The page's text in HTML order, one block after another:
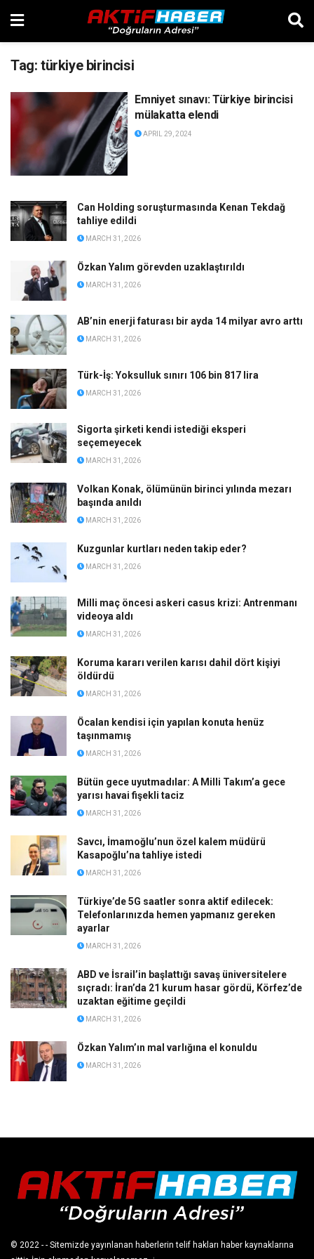
Tag: türkiye birincisi
Emniyet sınavı: Türkiye birincisi
mülakatta elendi
APRIL 29, 2024
Can Holding soruşturmasında Kenan Tekdağ
tahliye edildi
MARCH 31, 2026
Özkan Yalım görevden uzaklaştırıldı
MARCH 31, 2026
AB’nin enerji faturası bir ayda 14 milyar avro arttı
MARCH 31, 2026
Türk-İş: Yoksulluk sınırı 106 bin 817 lira
MARCH 31, 2026
Sigorta şirketi kendi istediği eksperi
seçemeyecek
MARCH 31, 2026
Volkan Konak, ölümünün birinci yılında mezarı
başında anıldı
MARCH 31, 2026
Kuzgunlar kurtları neden takip eder?
MARCH 31, 2026
Milli maç öncesi askeri casus krizi: Antrenmanı
videoya aldı
MARCH 31, 2026
Koruma kararı verilen karısı dahil dört kişiyi
öldürdü
MARCH 31, 2026
Öcalan kendisi için yapılan konuta henüz
taşınmamış
MARCH 31, 2026
Bütün gece uyutmadılar: A Milli Takım’a gece
yarısı havai fişekli taciz
MARCH 31, 2026
Savcı, İmamoğlu’nun özel kalem müdürü
Kasapoğlu’na tahliye istedi
MARCH 31, 2026
Türkiye’de 5G saatler sonra aktif edilecek:
Telefonlarınızda hemen yapmanız gereken
ayarlar
MARCH 31, 2026
ABD ve İsrail’in başlattığı savaş üniversitelere
sıçradı: İran’da 21 kurum hasar gördü, Körfez’de
uzaktan eğitime geçildi
MARCH 31, 2026
Özkan Yalım’ın mal varlığına el konuldu
MARCH 31, 2026
© 2022 - - Sitemizde yayınlanan haberlerin telif hakları haber kaynaklarına